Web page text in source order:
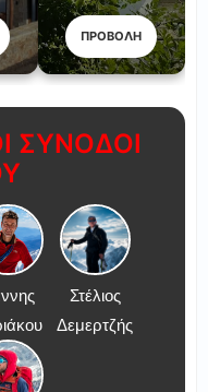
ΠΡΟΒΟΛΗ
ΣΥΝΟΔΟΙ
Στέλιος
Δεμερτζής